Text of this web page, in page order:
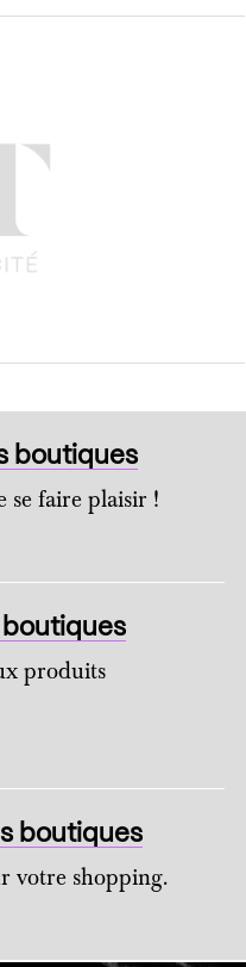
boutiques
se faire plaisir !
produits
boutiques
votre shopping.